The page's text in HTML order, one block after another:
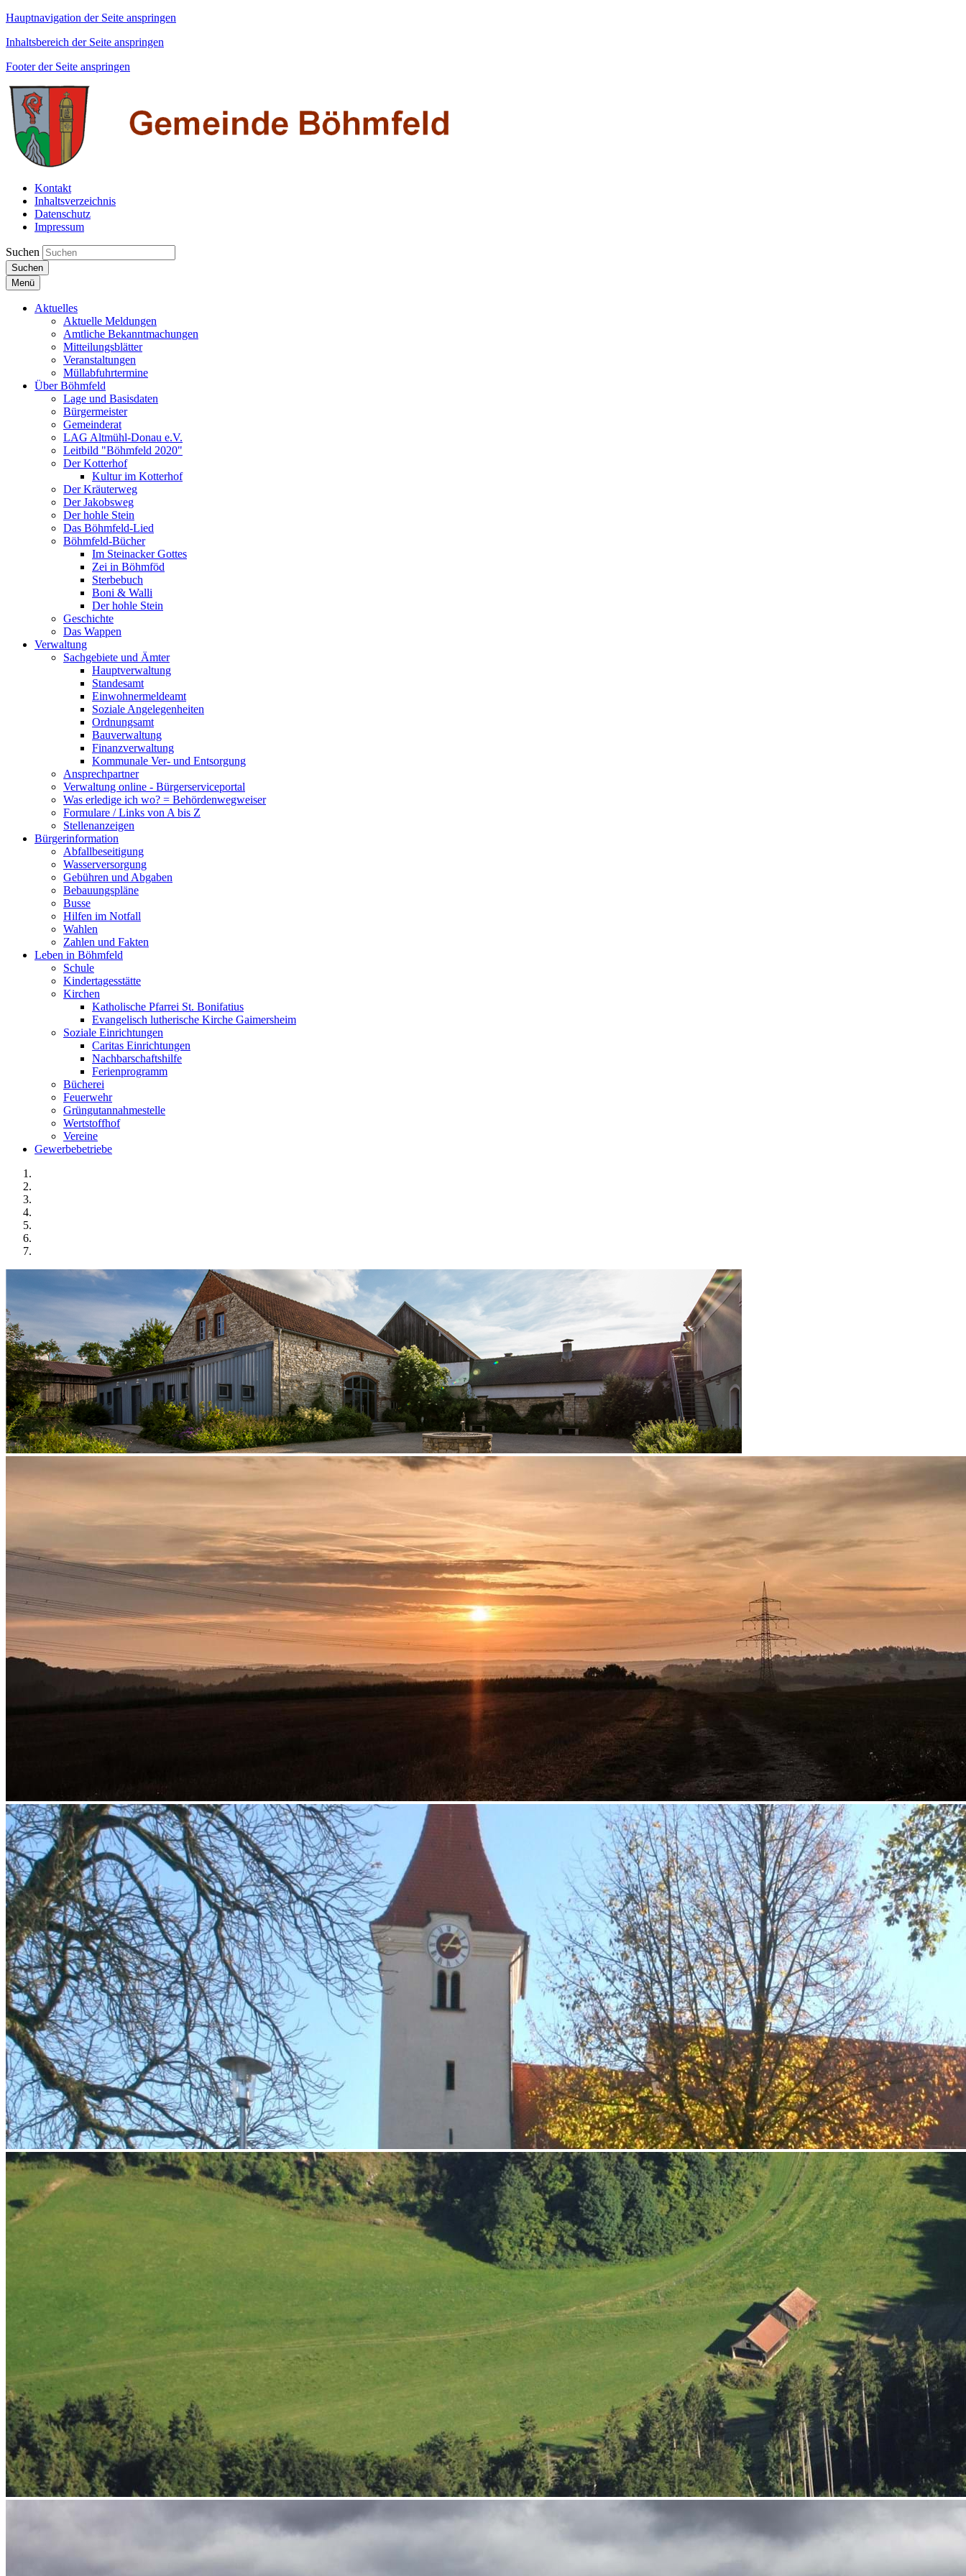
Hauptnavigation der Seite anspringen
Inhaltsbereich der Seite anspringen
Footer der Seite anspringen
Kontakt
Inhaltsverzeichnis
Datenschutz
Impressum
Suchen
Suchen
Menü
Aktuelles
Aktuelle Meldungen
Amtliche Bekanntmachungen
Mitteilungsblätter
Veranstaltungen
Müllabfuhrtermine
Über Böhmfeld
Lage und Basisdaten
Bürgermeister
Gemeinderat
LAG Altmühl-Donau e.V.
Leitbild "Böhmfeld 2020"
Der Kotterhof
Kultur im Kotterhof
Der Kräuterweg
Der Jakobsweg
Der hohle Stein
Das Böhmfeld-Lied
Böhmfeld-Bücher
Im Steinacker Gottes
Zei in Böhmföd
Sterbebuch
Boni & Walli
Der hohle Stein
Geschichte
Das Wappen
Verwaltung
Sachgebiete und Ämter
Hauptverwaltung
Standesamt
Einwohnermeldeamt
Soziale Angelegenheiten
Ordnungsamt
Bauverwaltung
Finanzverwaltung
Kommunale Ver- und Entsorgung
Ansprechpartner
Verwaltung online - Bürgerserviceportal
Was erledige ich wo? = Behördenwegweiser
Formulare / Links von A bis Z
Stellenanzeigen
Bürgerinformation
Abfallbeseitigung
Wasserversorgung
Gebühren und Abgaben
Bebauungspläne
Busse
Hilfen im Notfall
Wahlen
Zahlen und Fakten
Leben in Böhmfeld
Schule
Kindertagesstätte
Kirchen
Katholische Pfarrei St. Bonifatius
Evangelisch lutherische Kirche Gaimersheim
Soziale Einrichtungen
Caritas Einrichtungen
Nachbarschaftshilfe
Ferienprogramm
Bücherei
Feuerwehr
Grüngutannahmestelle
Wertstoffhof
Vereine
Gewerbebetriebe